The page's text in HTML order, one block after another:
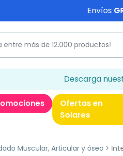
Envíos
Descarga
Ofertas en
Solares
Muscular, Articular y óseo